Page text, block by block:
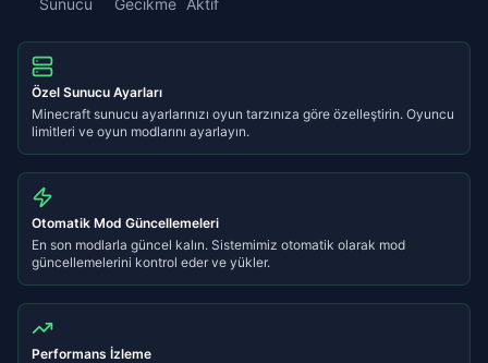
Sunucu Gecikme Aktif
Özel Sunucu Ayarları
Minecraft sunucu ayarlarınızı oyun tarzınıza göre özelleştirin. Oyuncu
limitleri ve oyun modlarını ayarlayın.
Otomatik Mod Güncellemeleri
En son modlarla güncel kalın. Sistemimiz otomatik olarak mod
güncellemelerini kontrol eder ve yükler.
Performans İzleme